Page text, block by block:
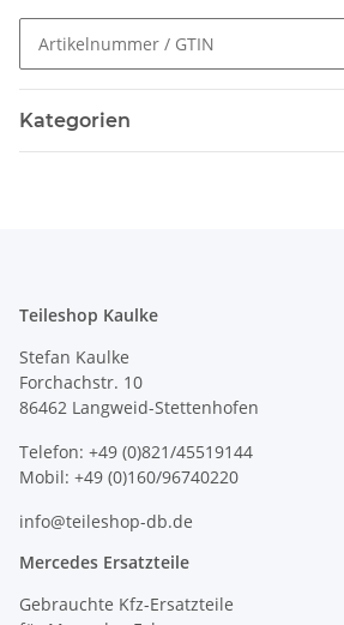
Kategorien
Teileshop Kaulke
Stefan Kaulke
Forchachstr. 10
86462 Langweid-Stettenhofen
Telefon: +49 (0)821/45519144
Mobil: +49 (0)160/96740220
info@teileshop-db.de
Mercedes Ersatzteile
Gebrauchte Kfz-Ersatzteile